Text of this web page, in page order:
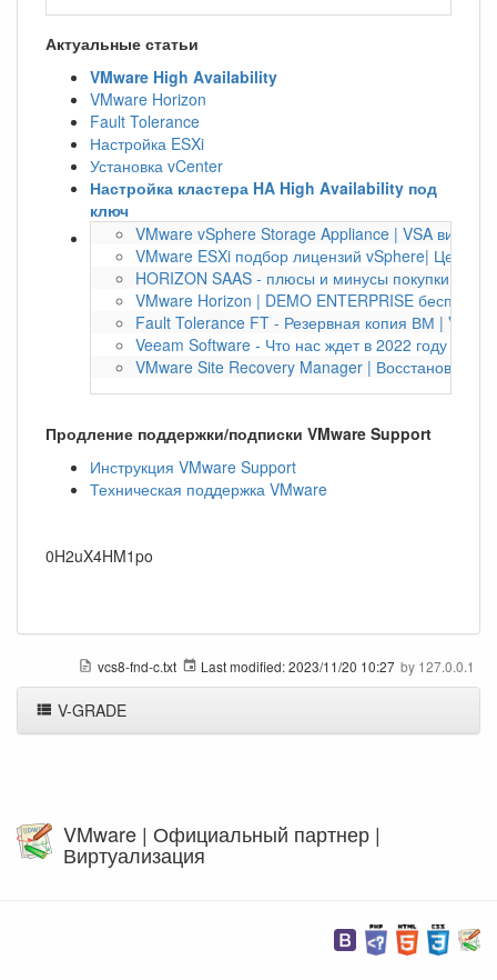
Актуальные статьи
VMware High Availability
VMware Horizon
Fault Tolerance
Настройка ESXi
Установка vCenter
Настройка кластера HA High Availability под
ключ
VMware vSphere Storage Appliance | VSA
VMware ESXi подбор лицензий vSphere| Цена
HORIZON SAAS - плюсы и минусы покупки по
VMware Horizon | DEMO ENTERPRISE
Fault Tolerance FT - Резервная копия ВМ |
Veeam Software - Что нас ждет в 2022 году |
VMware Site Recovery Manager | Восстановление
Продление поддержки/подписки VMware Support
Инструкция VMware Support
Техническая поддержка VMware
0H2uX4HM1po
vcs8-fnd-c.txt Last modified:2023/11/20 10:27 by 127.0.0.1
V-GRADE
VMware | Официальный партнер |
Виртуализация